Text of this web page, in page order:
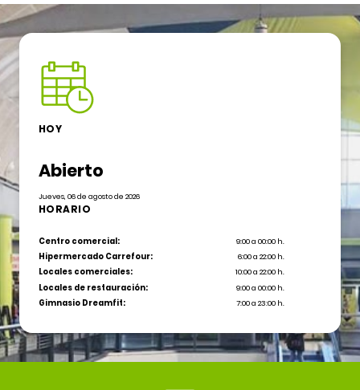
HOY
Abierto
Jueves, 06 de agosto de 2026
HORARIO
Centro comercial:
9:00 a 00:00 h.
Hipermercado Carrefour:
6:00 a 22:00 h.
Locales comerciales:
10:00 a 22:00 h.
Locales de restauración:
9:00 a 00:00 h.
Gimnasio Dreamfit:
7:00 a 23:00 h.